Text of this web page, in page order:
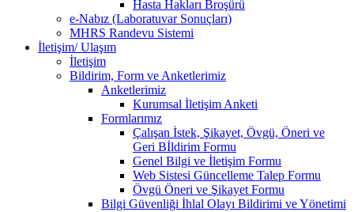
Hasta Hakları Broşürü
e-Nabız (Laboratuvar Sonuçları)
MHRS Randevu Sistemi
İletişim/ Ulaşım
İletişim
Bildirim, Form ve Anketlerimiz
Anketlerimiz
Kurumsal İletişim Anketi
Formlarımız
Çalışan İstek, Şikayet, Övgü, Öneri ve
Geri Bİldirim Formu
Genel Bilgi ve İletişim Formu
Web Sistesi Güncelleme Talep Formu
Övgü Öneri ve Şikayet Formu
Bilgi Güvenliği İhlal Olayı Bildirimi ve Yönetimi